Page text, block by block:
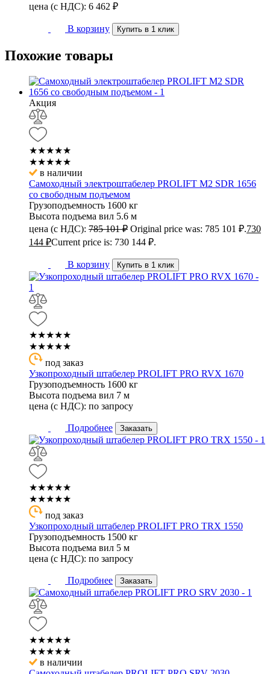
цена (с НДС): 6 462 ₽
В корзину Купить в 1 клик
Похожие товары
Акция
★★★★★
★★★★★
в наличии
Самоходный электроштабелер PROLIFT M2 SDR 1656
со свободным подъемом
Грузоподъемность 1600 кг
Высота подъема вил 5.6 м
цена (с НДС): 785 101₽ Original price was: 785 101 ₽.730
144 ₽Current price is: 730 144 ₽.
В корзину Купить в 1 клик
★★★★★
★★★★★
под заказ
Узкопроходный штабелер PROLIFT PRO RVX 1670
Грузоподъемность 1600 кг
Высота подъема вил 7 м
цена (с НДС): по запросу
Подробнее Заказать
★★★★★
★★★★★
под заказ
Узкопроходный штабелер PROLIFT PRO TRX 1550
Грузоподъемность 1500 кг
Высота подъема вил 5 м
цена (с НДС): по запросу
Подробнее Заказать
★★★★★
★★★★★
в наличии